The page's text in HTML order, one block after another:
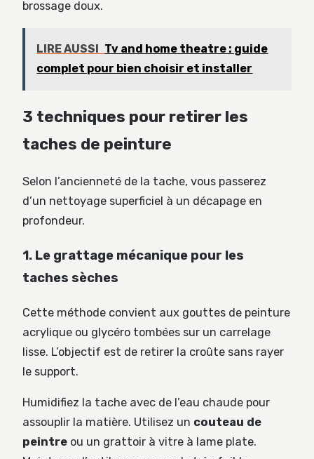
brossage doux.
LIRE AUSSI
Tv and home theatre : guide
complet pour bien choisir et installer
3 techniques pour retirer les
taches de peinture
Selon l’ancienneté de la tache, vous passerez
d’un nettoyage superficiel à un décapage en
profondeur.
1. Le grattage mécanique pour les
taches sèches
Cette méthode convient aux gouttes de peinture
acrylique ou glycéro tombées sur un carrelage
lisse. L’objectif est de retirer la croûte sans rayer
le support.
Humidifiez la tache avec de l’eau chaude pour
assouplir la matière. Utilisez un couteau de
peintre ou un grattoir à vitre à lame plate.